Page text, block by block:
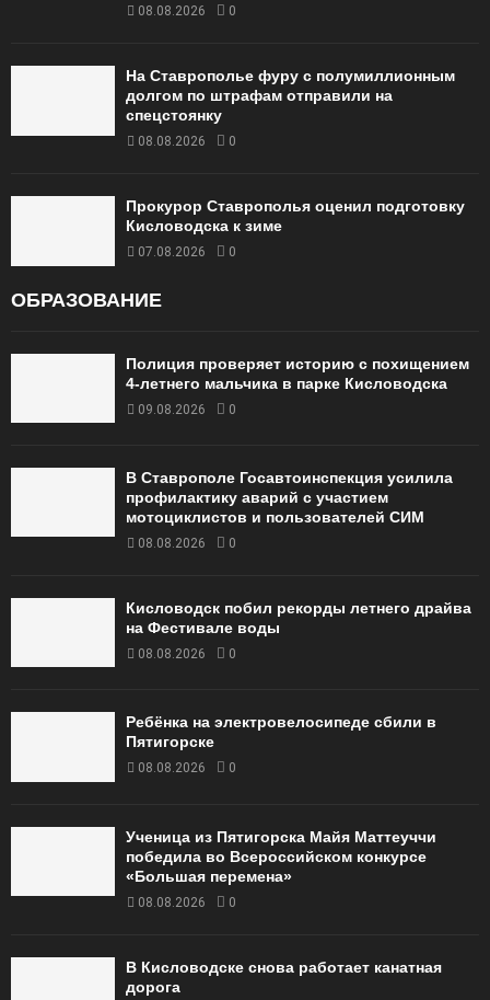
08.08.2026 0
На Ставрополье фуру с полумиллионным
долгом по штрафам отправили на
спецстоянку
08.08.2026 0
Прокурор Ставрополья оценил подготовку
Кисловодска к зиме
07.08.2026 0
ОБРАЗОВАНИЕ
Полиция проверяет историю с похищением
4-летнего мальчика в парке Кисловодска
09.08.2026 0
В Ставрополе Госавтоинспекция усилила
профилактику аварий с участием
мотоциклистов и пользователей СИМ
08.08.2026 0
Кисловодск побил рекорды летнего драйва
на Фестивале воды
08.08.2026 0
Ребёнка на электровелосипеде сбили в
Пятигорске
08.08.2026 0
Ученица из Пятигорска Майя Маттеуччи
победила во Всероссийском конкурсе
«Большая перемена»
08.08.2026 0
В Кисловодске снова работает канатная
дорога